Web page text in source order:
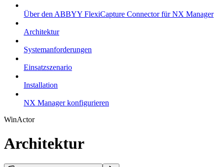
Über den ABBYY FlexiCapture Connector für NX Manager
Architektur
Systemanforderungen
Einsatzszenario
Installation
NX Manager konfigurieren
WinActor
Architektur